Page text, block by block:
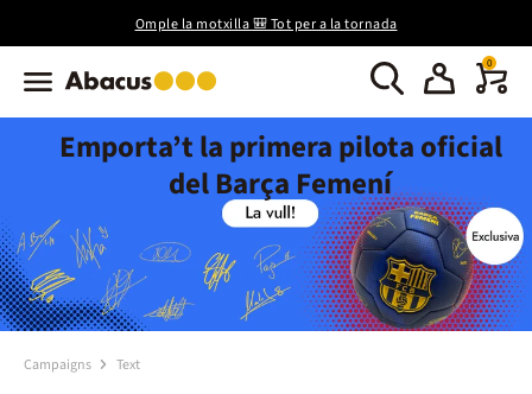
Omple la motxilla 🎒 Tot per a la tornada
0
Emporta’t la primera pilota oficial
del Barça Femení
Campaigns Text